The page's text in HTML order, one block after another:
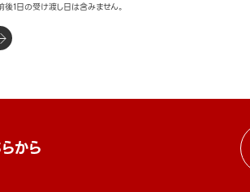
1日の受け渡し日は含みません。
から